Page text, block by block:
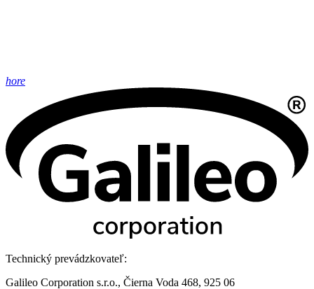
hore
Technický prevádzkovateľ:
Galileo Corporation s.r.o., Čierna Voda 468, 925 06